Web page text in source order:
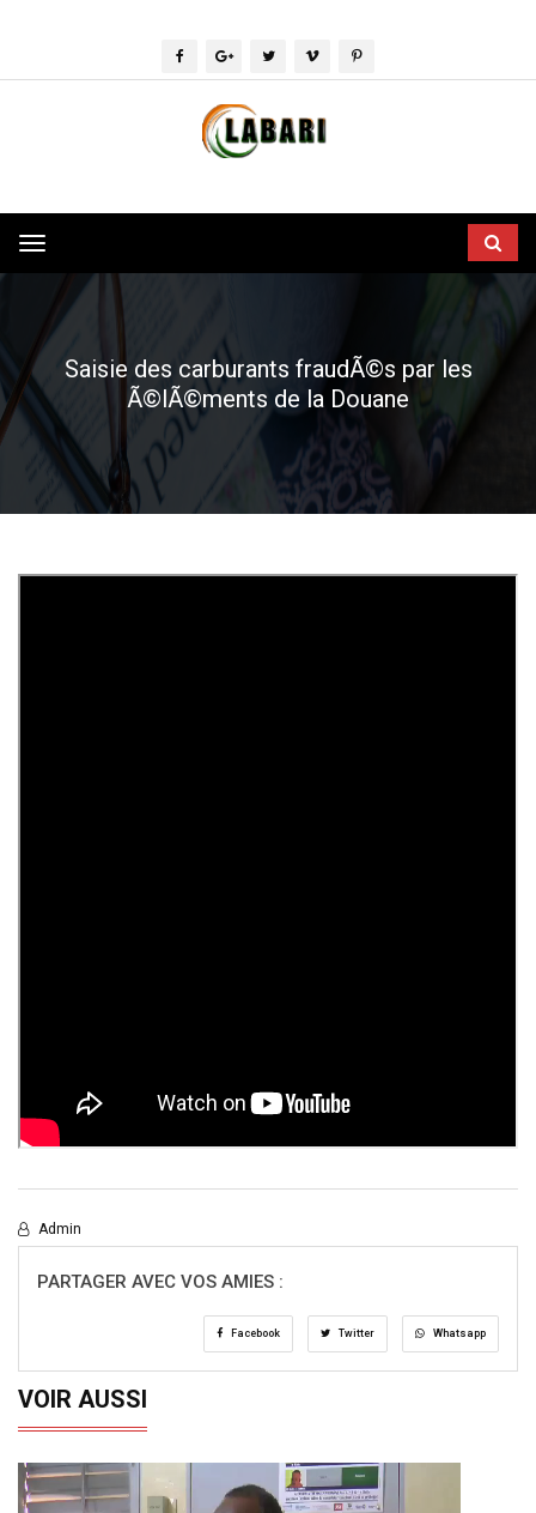
Toggle
navigation
Saisie des carburants fraudÃ©s par les
Ã©lÃ©ments de la Douane
Admin
PARTAGER AVEC VOS AMIES :
Facebook Twitter Whatsapp
VOIR AUSSI